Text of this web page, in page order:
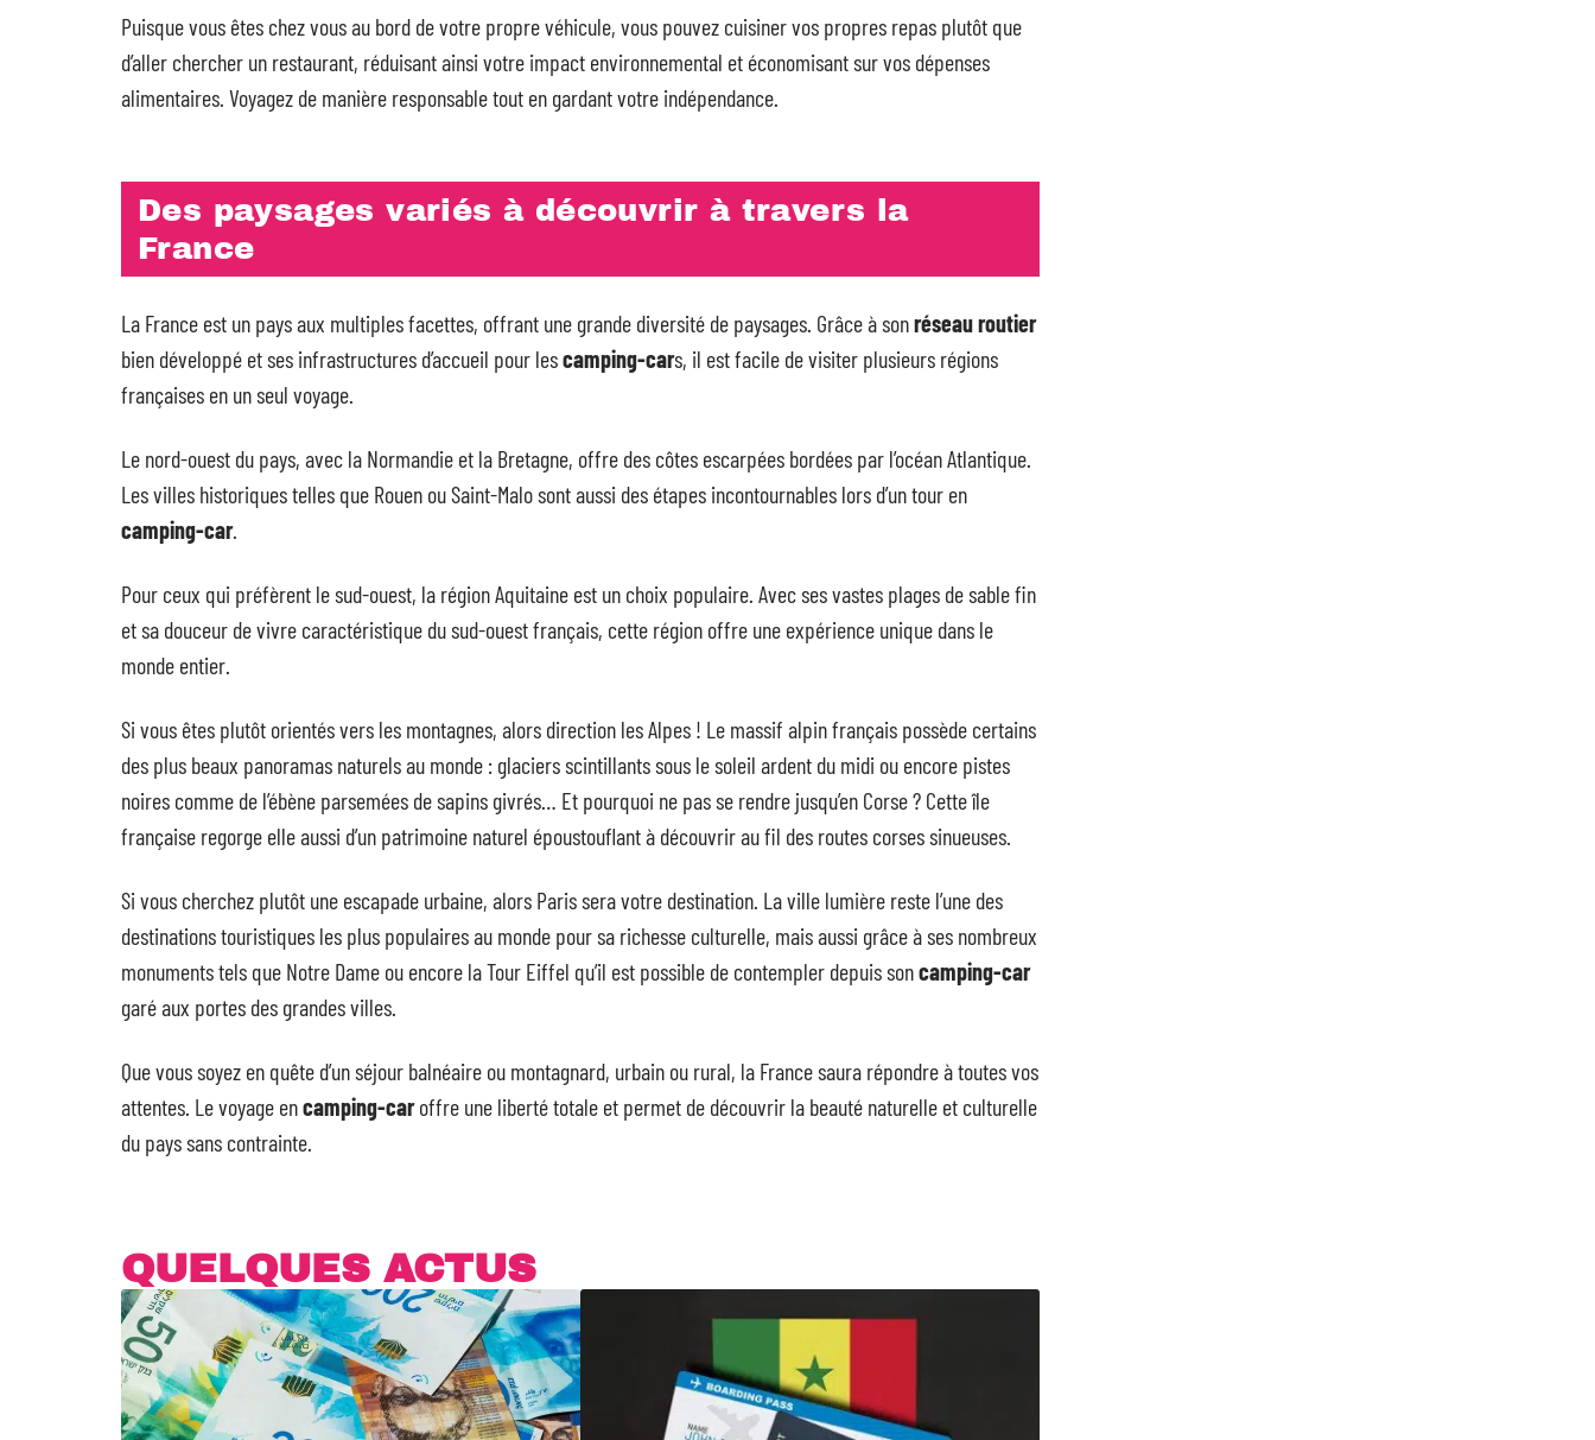
Puisque vous êtes chez vous au bord de votre propre véhicule, vous pouvez cuisiner vos propres repas plutôt que
d’aller chercher un restaurant, réduisant ainsi votre impact environnemental et économisant sur vos dépenses
alimentaires. Voyagez de manière responsable tout en gardant votre indépendance.
Des paysages variés à découvrir à travers la
France
La France est un pays aux multiples facettes, offrant une grande diversité de paysages. Grâce à sonréseau routier
bien développé et ses infrastructures d’accueil pour lescamping-cars, il est facile de visiter plusieurs régions
françaises en un seul voyage.
Le nord-ouest du pays, avec la Normandie et la Bretagne, offre des côtes escarpées bordées par l’océan Atlantique.
Les villes historiques telles que Rouen ou Saint-Malo sont aussi des étapes incontournables lors d’un tour en
camping-car.
Pour ceux qui préfèrent le sud-ouest, la région Aquitaine est un choix populaire. Avec ses vastes plages de sable fin
et sa douceur de vivre caractéristique du sud-ouest français, cette région offre une expérience unique dans le
monde entier.
Si vous êtes plutôt orientés vers les montagnes, alors direction les Alpes ! Le massif alpin français possède certains
des plus beaux panoramas naturels au monde : glaciers scintillants sous le soleil ardent du midi ou encore pistes
noires comme de l’ébène parsemées de sapins givrés… Et pourquoi ne pas se rendre jusqu’en Corse ? Cette île
française regorge elle aussi d’un patrimoine naturel époustouflant à découvrir au fil des routes corses sinueuses.
Si vous cherchez plutôt une escapade urbaine, alors Paris sera votre destination. La ville lumière reste l’une des
destinations touristiques les plus populaires au monde pour sa richesse culturelle, mais aussi grâce à ses nombreux
monuments tels que Notre Dame ou encore la Tour Eiffel qu’il est possible de contempler depuis soncamping-car
garé aux portes des grandes villes.
Que vous soyez en quête d’un séjour balnéaire ou montagnard, urbain ou rural, la France saura répondre à toutes vos
attentes. Le voyage encamping-caroffre une liberté totale et permet de découvrir la beauté naturelle et culturelle
du pays sans contrainte.
QUELQUES ACTUS